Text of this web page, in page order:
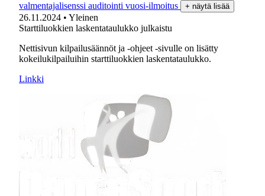
valmentajalisenssi auditointi vuosi-ilmoitus + näytä lisää
26.11.2024 • Yleinen
Starttiluokkien laskentataulukko julkaistu
Nettisivun kilpailusäännöt ja -ohjeet -sivulle on lisätty
kokeilukilpailuihin starttiluokkien laskentataulukko.
Linkki